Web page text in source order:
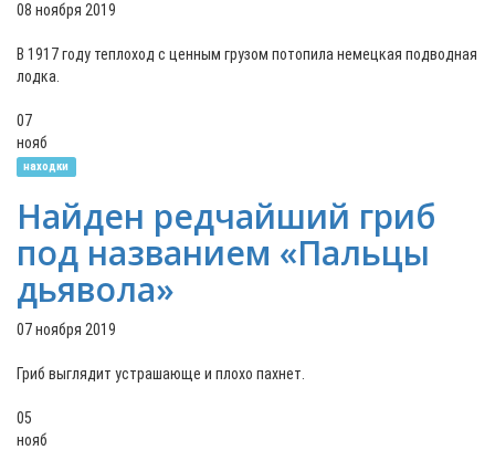
08 ноября 2019
В 1917 году теплоход с ценным грузом потопила немецкая подводная
лодка.
07
нояб
находки
Найден редчайший гриб
под названием «Пальцы
дьявола»
07 ноября 2019
Гриб выглядит устрашающе и плохо пахнет.
05
нояб